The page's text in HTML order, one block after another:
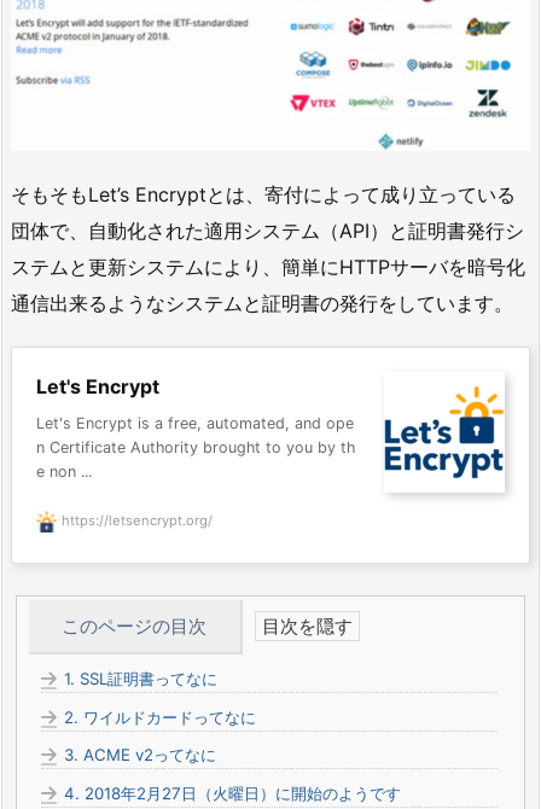
そもそもLet’s Encryptとは、寄付によって成り立っている
団体で、自動化された適用システム（API）と証明書発行シ
ステムと更新システムにより、簡単にHTTPサーバを暗号化
通信出来るようなシステムと証明書の発行をしています。
Let's Encrypt
Let's Encrypt is a free, automated, and ope
n Certificate Authority brought to you by th
e non ...
https://letsencrypt.org/
このページの目次
1. SSL証明書ってなに
2. ワイルドカードってなに
3. ACME v2ってなに
4. 2018年2月27日（火曜日）に開始のようです